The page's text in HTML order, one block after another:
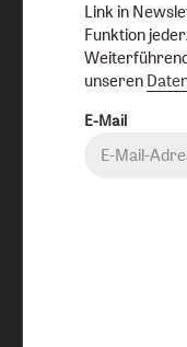
Link in
Funktion
unseren
E-Mail